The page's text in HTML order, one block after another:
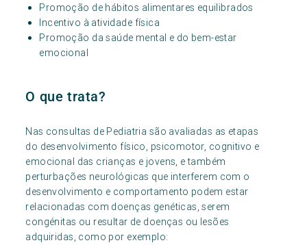
Promoção de hábitos alimentares equilibrados
Incentivo à atividade física
Promoção da saúde mental e do bem-estar
emocional
O que trata?
Nas consultas de Pediatria são avaliadas as etapas
do desenvolvimento físico, psicomotor, cognitivo e
emocional das crianças e jovens, e também
perturbações neurológicas que interferem com o
desenvolvimento e comportamento podem estar
relacionadas com doenças genéticas, serem
congénitas ou resultar de doenças ou lesões
adquiridas, como por exemplo: